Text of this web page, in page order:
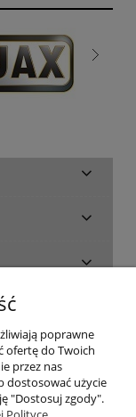
poprawne
ofertę do Twoich
przez nas
dostosować użycie
"Dostosuj zgody".